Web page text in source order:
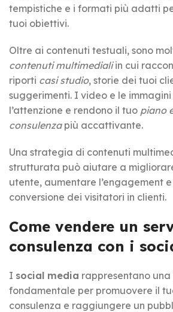
tempistiche e i formati più adatti
tuoi obiettivi.
Oltre ai contenuti testuali, sono
contenuti multimedialiin cui
riporti casi studio, storie dei tuoi
suggerimenti. I video e le
l’attenzione e rendono il tuo piano
consulenzapiù accattivante.
Una strategia di contenuti
strutturata può aiutare a
utente, aumentare l’engagement
conversione dei visitatori in clienti.
Come vendere un
consulenza con i
I social media rappresentano
fondamentale per promuovere il
consulenza e raggiungere un